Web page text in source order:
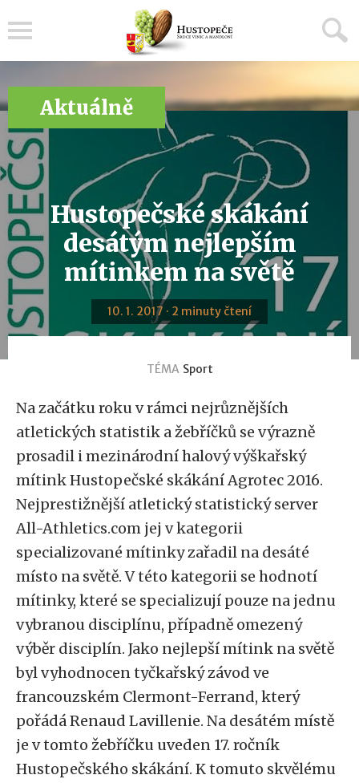
Aktuálně
Hustopečské skákání
desátým nejlepším
mítinkem na světě
10. 1. 2017 · 2 minuty čtení
TÉMA Sport
Na začátku roku v rámci nejrůznějších
atletických statistik a žebříčků se výrazně
prosadil i mezinárodní halový výškařský
mítink Hustopečské skákání Agrotec 2016.
Nejprestižnější atletický statistický server
All-Athletics.com jej v kategorii
specializované mítinky zařadil na desáté
místo na světě. V této kategorii se hodnotí
mítinky, které se specializují pouze na jednu
vybranou disciplínu, případně omezený
výběr disciplín. Jako nejlepší mítink na světě
byl vyhodnocen tyčkařský závod ve
francouzském Clermont-Ferrand, který
pořádá Renaud Lavillenie. Na desátém místě
je v tomto žebříčku uveden 17. ročník
Hustopečského skákání. K tomuto skvělému